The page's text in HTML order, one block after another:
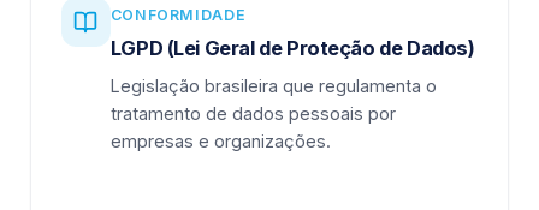
CONFORMIDADE
LGPD (Lei Geral de Proteção de Dados)
Legislação brasileira que regulamenta o
tratamento de dados pessoais por
empresas e organizações.